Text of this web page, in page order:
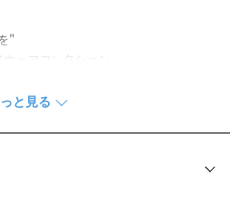
"
ェアコレクション
ビジネスシーンはもちろんオフタイ
ン型メガネです。